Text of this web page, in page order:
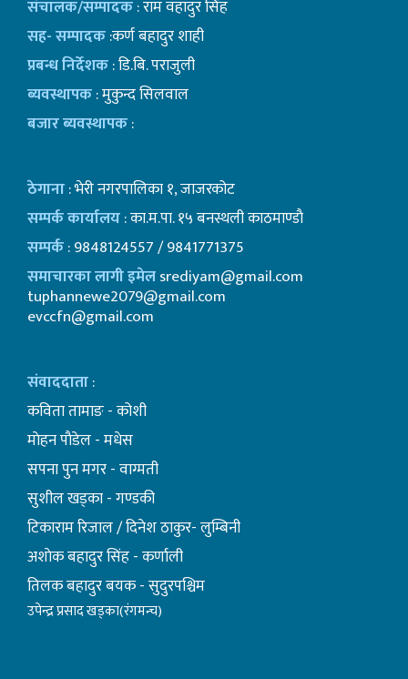
संचालक/सम्पादक: राम वहादुर सिंह
सह- सम्पादक:कर्ण बहादुर शाही
प्रबन्ध निर्देशक: डि.बि. पराजुली
ब्यवस्थापक: मुकुन्द सिलवाल
बजार ब्यवस्थापक:
ठेगाना: भेरी नगरपालिका १, जाजरकोट
सम्पर्क कार्यालय: का.म.पा. १५ बनस्थली काठमाण्डाै
सम्पर्क: 9848124557 / 9841771375
समाचारका लागी इमेलsrediyam@gmail.com
tuphannewe2079@gmail.com
evccfn@gmail.com
संवाददाता:
कविता तामाङ - कोशी
माेहन पाैडेल - मधेस
सपना पुन मगर - वाग्मती
सुशील खड्का - गण्डकी
टिकाराम रिजाल / दिनेश ठाकुर- लुम्बिनी
अशाेक बहादुर सिंह - कर्णाली
तिलक बहादुर बयक - सुदुरपश्चिम
उपेन्द्र प्रसाद खड्का(रंगमन्च)